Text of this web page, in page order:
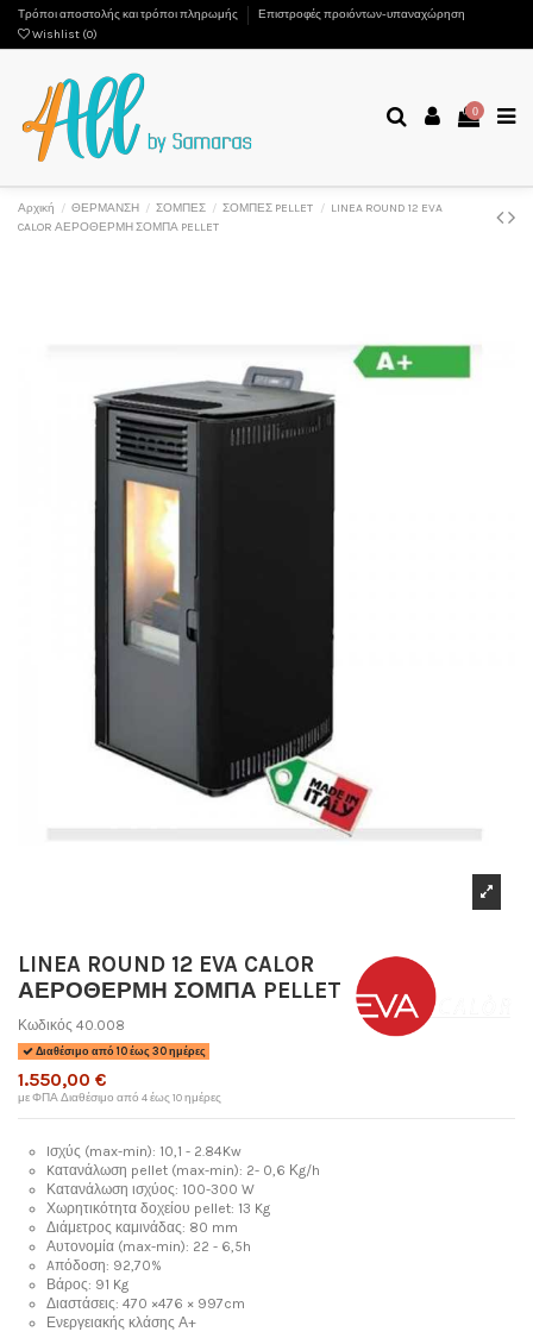
Τρόποι αποστολής και τρόποι πληρωμής
Επιστροφές προιόντων-υπαναχώρηση
Wishlist (0)
0
Αρχική ΘΕΡΜΑΝΣΗ ΣΟΜΠΕΣ ΣΟΜΠΕΣ PELLET
LINEA ROUND 12 EVA
CALOR ΑΕΡΟΘΕΡΜΗ ΣΟΜΠΑ PELLET
LINEA ROUND 12 EVA CALOR
ΑΕΡΟΘΕΡΜΗ ΣΟΜΠΑ PELLET
Κωδικός 40.008
Διαθέσιμο από 10 έως 30 ημέρες
1.550,00 €
με ΦΠΑ Διαθέσιμο από 4 έως 10 ημέρες
Iσχύς (max-min): 10,1 - 2.84Kw
Kατανάλωση pellet (max-min): 2- 0,6 Κg/h
Κατανάλωση ισχύος: 100-300 W
Χωρητικότητα δοχείου pellet: 13 Kg
Διάμετρος καμινάδας: 80 mm
Αυτονομία (max-min): 22 - 6,5h
Aπόδοση: 92,70%
Βάρος: 91 Kg
Διαστάσεις: 470 ×476 × 997cm
Ενεργειακής κλάσης Α+